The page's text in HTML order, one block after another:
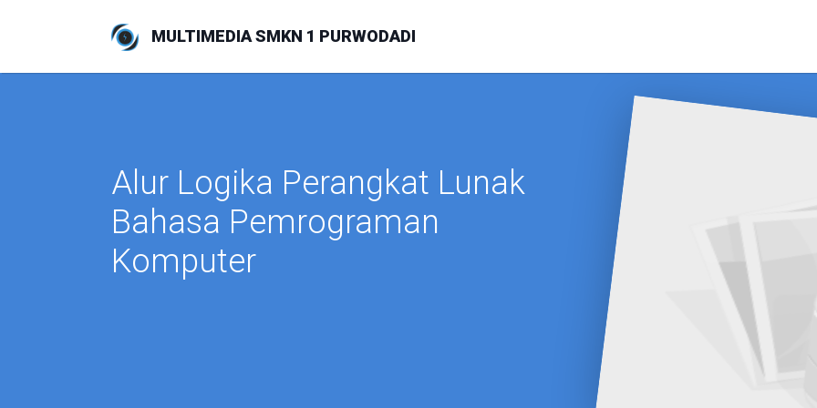
MULTIMEDIA SMKN 1 PURWODADI
Alur Logika Perangkat Lunak
Bahasa Pemrograman
Komputer